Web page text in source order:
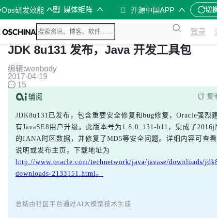
研发效能 媒体矩阵 开源中国APP 切
登录
JDK 8u131 发布，Java 开发工具包
编辑:wenbody
2017-04-19
15
复
JDK8u131已发布，包含重要安全修复和bug修复，Oracle强烈
有JavaSE8用户升级。此版本号为1.8.0_131-b11，集成了2016j
的IANA时区数据，并修复了MD5等安全问题。详细内容可查
说明或发布主页，下载地址为
http://www.oracle.com/technetwork/java/javase/downloads/
downloads-2133151.html。
总结由社区平台通过AI大模型技术生成